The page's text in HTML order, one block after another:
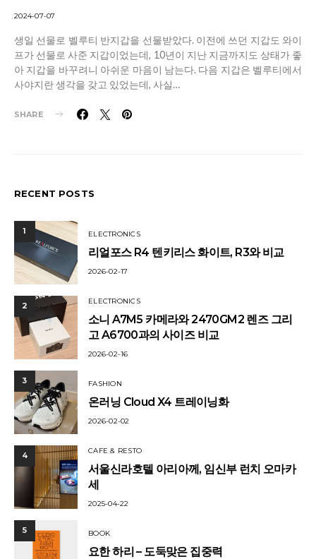
2024-07-07
생일 선물로 벨루티 반지갑을 선물받았다. 이전에 쓰던 지갑도 와이
프가 선물로 사준 지갑이었는데, 10년이 지난 지금까지도 상태가 좋
아 지갑을 바꾸려니 아쉬운 마음이 남는다. 다음 지갑은 벨루티에서
사야지란 생각을 갖고 있었는데, 사실…
SHARE
RECENT POSTS
1 ELECTRONICS
리얼포스 R4 텐키리스 화이트, R3와 비교
2026-02-17
2 ELECTRONICS
소니 A7M5 카메라와 2470GM2 렌즈 그리
고 A6700과의 사이즈 비교
2026-02-16
3 FASHION
온러닝 Cloud X4 트레이닝화
2026-02-02
4 CAFE & RESTO
서울신라호텔 아리아께, 임신부 런치 오마카
세
2025-04-22
5 BOOK
요한 하리 – 도둑맞은 집중력